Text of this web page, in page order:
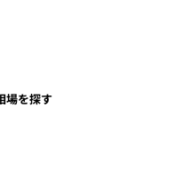
場を探す